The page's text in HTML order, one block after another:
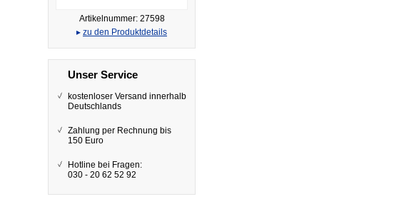
Artikelnummer: 27598
▸ zu den Produktdetails
Unser Service
kostenloser Versand innerhalb
Deutschlands
Zahlung per Rechnung bis
150 Euro
Hotline bei Fragen:
030 - 20 62 52 92